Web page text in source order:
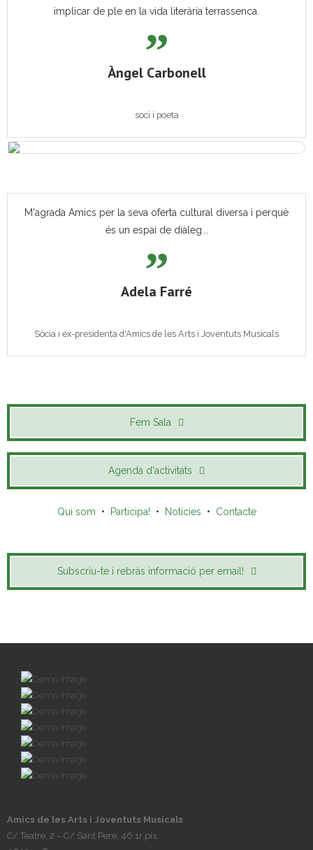
implicar de ple en la vida literària terrassenca.
Àngel Carbonell
soci i poeta
M'agrada Amics per la seva oferta cultural diversa i perquè
és un espai de diàleg...
Adela Farré
Sòcia i ex-presidenta d'Amics de les Arts i Joventuts Musicals
Fem Sala
Agenda d'activitats
Qui som • Participa! • Notícies • Contacte
Subscriu-te i rebràs informació per email!
Amics de les Arts i Joventuts Musicals
C/ Teatre, 2 – C/ Sant Pere, 46 1r pis